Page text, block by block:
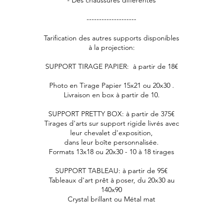
--------------------
Tarification des autres supports disponibles
à la projection:
SUPPORT TIRAGE PAPIER: à partir de 18€
Photo en Tirage Papier 15x21 ou 20x30 .
Livraison en box à partir de 10.
SUPPORT PRETTY BOX: à partir de 375€
Tirages d'arts sur support rigide livrés avec
leur chevalet d'exposition,
dans leur boîte personnalisée.
Formats 13x18 ou 20x30 - 10 à 18 tirages
SUPPORT TABLEAU: à partir de 95€
Tableaux d'art prêt à poser, du 20x30 au
140x90
Crystal brillant ou Métal mat